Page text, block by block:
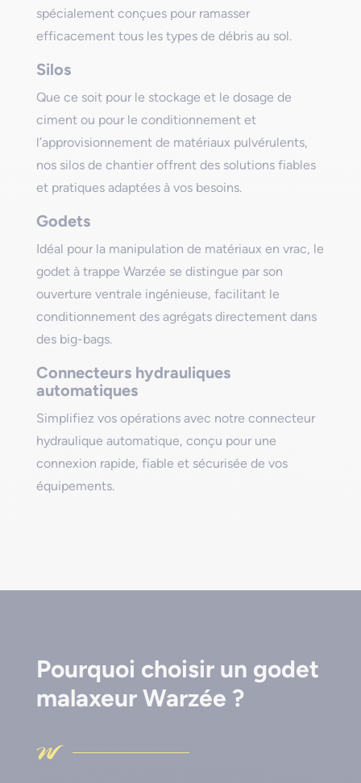
spécialement conçues pour ramasser
efficacement tous les types de débris au sol.
Silos
Que ce soit pour le stockage et le dosage de
ciment ou pour le conditionnement et
l’approvisionnement de matériaux pulvérulents,
nos silos de chantier offrent des solutions fiables
et pratiques adaptées à vos besoins.
Godets
Idéal pour la manipulation de matériaux en vrac, le
godet à trappe Warzée se distingue par son
ouverture ventrale ingénieuse, facilitant le
conditionnement des agrégats directement dans
des big-bags.
Connecteurs hydrauliques
automatiques
Simplifiez vos opérations avec notre connecteur
hydraulique automatique, conçu pour une
connexion rapide, fiable et sécurisée de vos
équipements.
Pourquoi choisir un godet
malaxeur Warzée ?